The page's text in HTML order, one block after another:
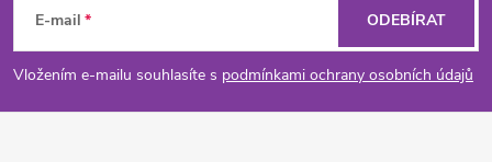
p
a
E-mail
Vložením e-mailu souhlasíte s podmínkami ochrany osobních údajů
ODEBÍRAT